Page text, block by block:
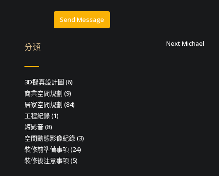
文
章
導
覽
NextNext
Michael
分類
3D擬真設計圖 (6)
商業空間規劃 (9)
居家空間規劃 (84)
工程紀錄(1)
短影音(8)
空間動態影像紀錄(3)
裝修前準備事項(24)
裝修後注意事項(5)